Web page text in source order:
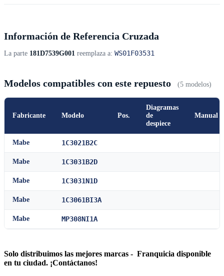
Información de Referencia Cruzada
La parte 181D7539G001 reemplaza a: WS01F03531
Modelos compatibles con este repuesto (5 modelos)
Fabricante Modelo Pos.
Diagramas
de
despiece
Manual
Mabe 1C3021B2C
Mabe 1C3031B2D
Mabe 1C3031N1D
Mabe 1C3061BI3A
Mabe MP308NI1A
Solo distribuimos las mejores marcas - Franquicia disponible
en tu ciudad. ¡Contáctanos!